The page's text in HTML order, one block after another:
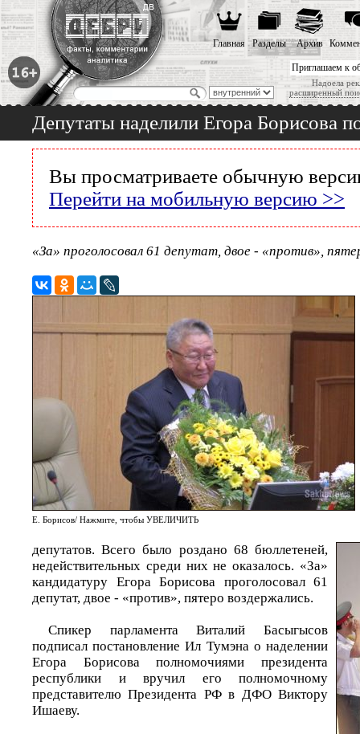
Приглашаем к
Надоела
расширенный
Главная Разделы Архив
Депутаты наделили Егора Борисова
Вы просматриваете обычную
Перейти на мобильную версию >>
«За» проголосовал 61 депутат, двое - «против»,
Е. Борисов/ Нажмите, чтобы УВЕЛИЧИТЬ
депутатов. Всего было роздано 68 бюллетеней,
недействительных среди них не оказалось. «За»
кандидатуру Егора Борисова проголосовал 61
депутат, двое - «против», пятеро воздержались.
Спикер парламента Виталий Басыгысов
подписал постановление Ил Тумэна о наделении
Егора Борисова полномочиями президента
республики и вручил его полномочному
представителю Президента РФ в ДФО Виктору
Ишаеву.